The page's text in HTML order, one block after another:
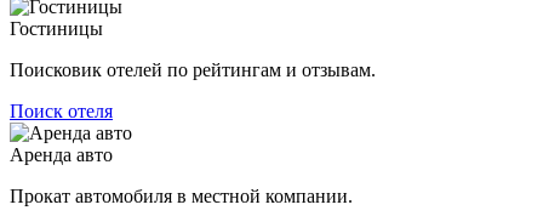
Гостиницы
Поисковик отелей по рейтингам и отзывам.
Поиск отеля
Аренда авто
Прокат автомобиля в местной компании.